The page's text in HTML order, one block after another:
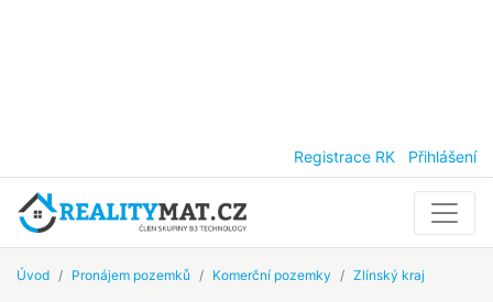
Registrace RK Přihlášení
Úvod Pronájem pozemků Komerční pozemky Zlínský kraj